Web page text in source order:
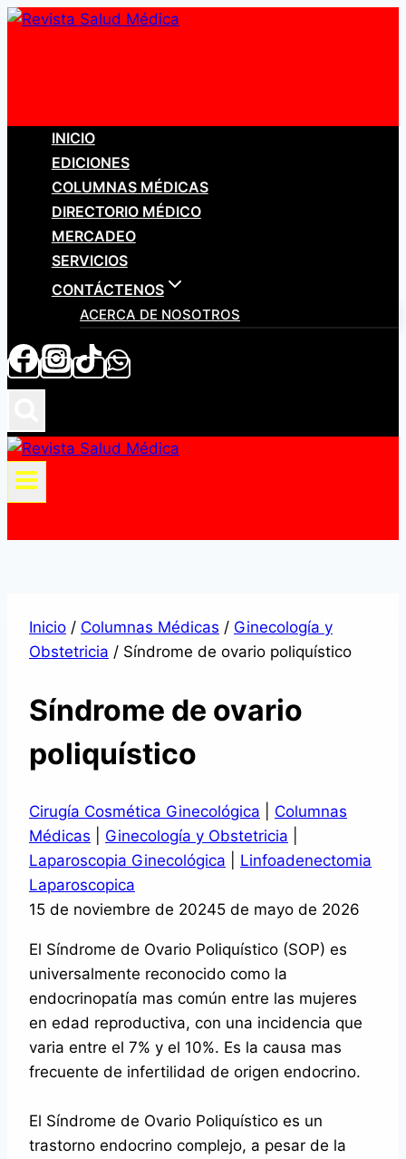
Saltar
INICIO
EDICIONES
COLUMNAS MÉDICAS
DIRECTORIO MÉDICO
MERCADEO
SERVICIOS
CONTÁCTENOS
ACERCA DE NOSOTROS
Inicio / Columnas Médicas / Ginecología y
Obstetricia / Síndrome de ovario poliquístico
Síndrome de ovario
poliquístico
Cirugía Cosmética Ginecológica
Columnas
Médicas
Ginecología y Obstetricia
Laparoscopia Ginecológica
Linfoadenectomia
Laparoscopica
15 de noviembre de 20245 de mayo de 2026
El Síndrome de Ovario Poliquístico (SOP) es
universalmente reconocido como la
endocrinopatía mas común entre las mujeres
en edad reproductiva, con una incidencia que
varia entre el 7% y el 10%. Es la causa mas
frecuente de infertilidad de origen endocrino.
El Síndrome de Ovario Poliquístico es un
trastorno endocrino complejo, a pesar de la